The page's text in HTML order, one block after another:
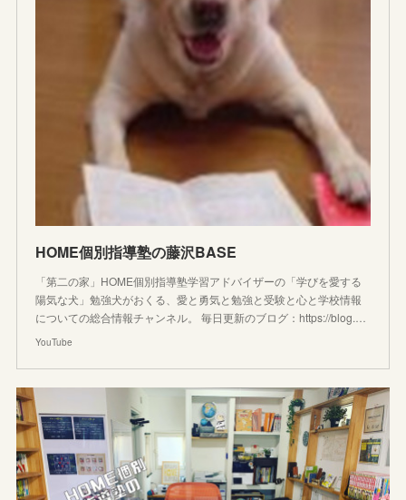
HOME個別指導塾の藤沢BASE
「第二の家」HOME個別指導塾学習アドバイザーの「学びを愛する
陽気な犬」勉強犬がおくる、愛と勇気と勉強と受験と心と学校情報
についての総合情報チャンネル。 毎日更新のブログ：https://blog.…
YouTube